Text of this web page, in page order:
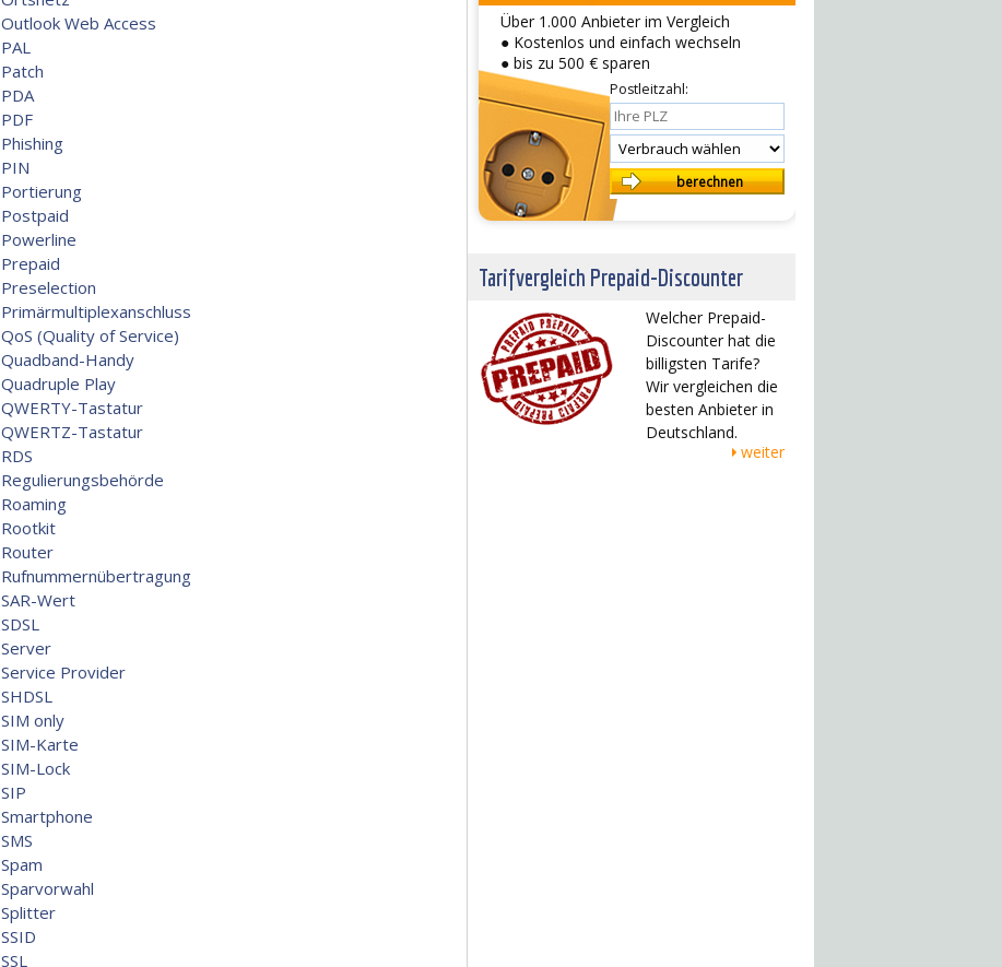
Outlook Web Access
PAL
Patch
PDA
PDF
Phishing
PIN
Portierung
Postpaid
Powerline
Prepaid
Preselection
Primärmultiplexanschluss
QoS (Quality of Service)
Quadband-Handy
Quadruple Play
QWERTY-Tastatur
QWERTZ-Tastatur
RDS
Regulierungsbehörde
Roaming
Rootkit
Router
Rufnummernübertragung
SAR-Wert
SDSL
Server
Service Provider
SHDSL
SIM only
SIM-Karte
SIM-Lock
SIP
Smartphone
SMS
Spam
Sparvorwahl
Splitter
SSID
SSL
Über 1.000 Anbieter im Vergleich
● Kostenlos und einfach wechseln
● bis zu 500 € sparen
Postleitzahl:
Tarifvergleich Prepaid-Discounter
Welcher Prepaid-
Discounter hat die
billigsten Tarife?
Wir vergleichen die
besten Anbieter in
Deutschland.
weiter